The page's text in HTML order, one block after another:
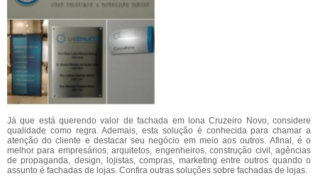
Já que está querendo valor de fachada em lona Cruzeiro Novo, considere
qualidade como regra. Ademais, esta solução é conhecida para chamar a
atenção do cliente e destacar seu negócio em meio aos outros. Afinal, é o
melhor para empresários, arquitetos, engenheiros, construção civil, agências
de propaganda, design, lojistas, compras, marketing entre outros quando o
assunto é fachadas de lojas. Confira outras soluções sobre fachadas de lojas.